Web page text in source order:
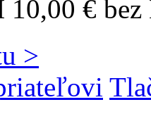
10,00 €
>